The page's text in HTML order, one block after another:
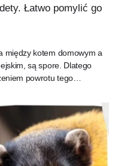
Łatwo pomylić go
między kotem domowym a
są spore. Dlatego
powrotu tego